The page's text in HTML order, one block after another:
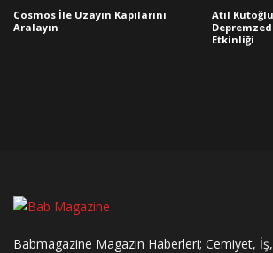
Cosmos İle Uzayın Kapılarını
Aralayın
Atıl
Etkinliği
Babmagazine Magazin Haberleri; Cemiyet,